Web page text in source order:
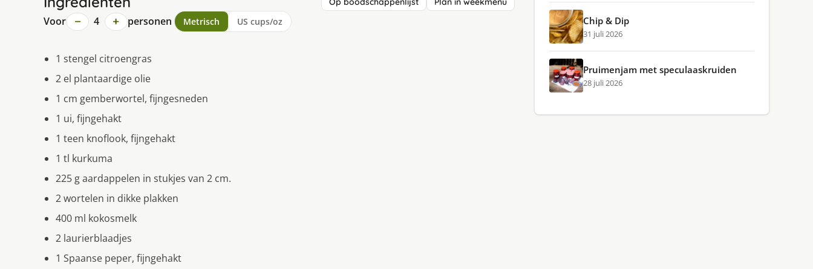
Voor − 4 + personen Metrisch US cups/oz
1 stengel citroengras
2 el plantaardige olie
1 cm gemberwortel, fijngesneden
1 ui, fijngehakt
1 teen knoflook, fijngehakt
1 tl kurkuma
225 g aardappelen in stukjes van 2 cm.
2 wortelen in dikke plakken
400 ml kokosmelk
2 laurierblaadjes
1 Spaanse peper, fijngehakt
Chip & Dip
31 juli 2026
Pruimenjam met speculaaskruiden
28 juli 2026